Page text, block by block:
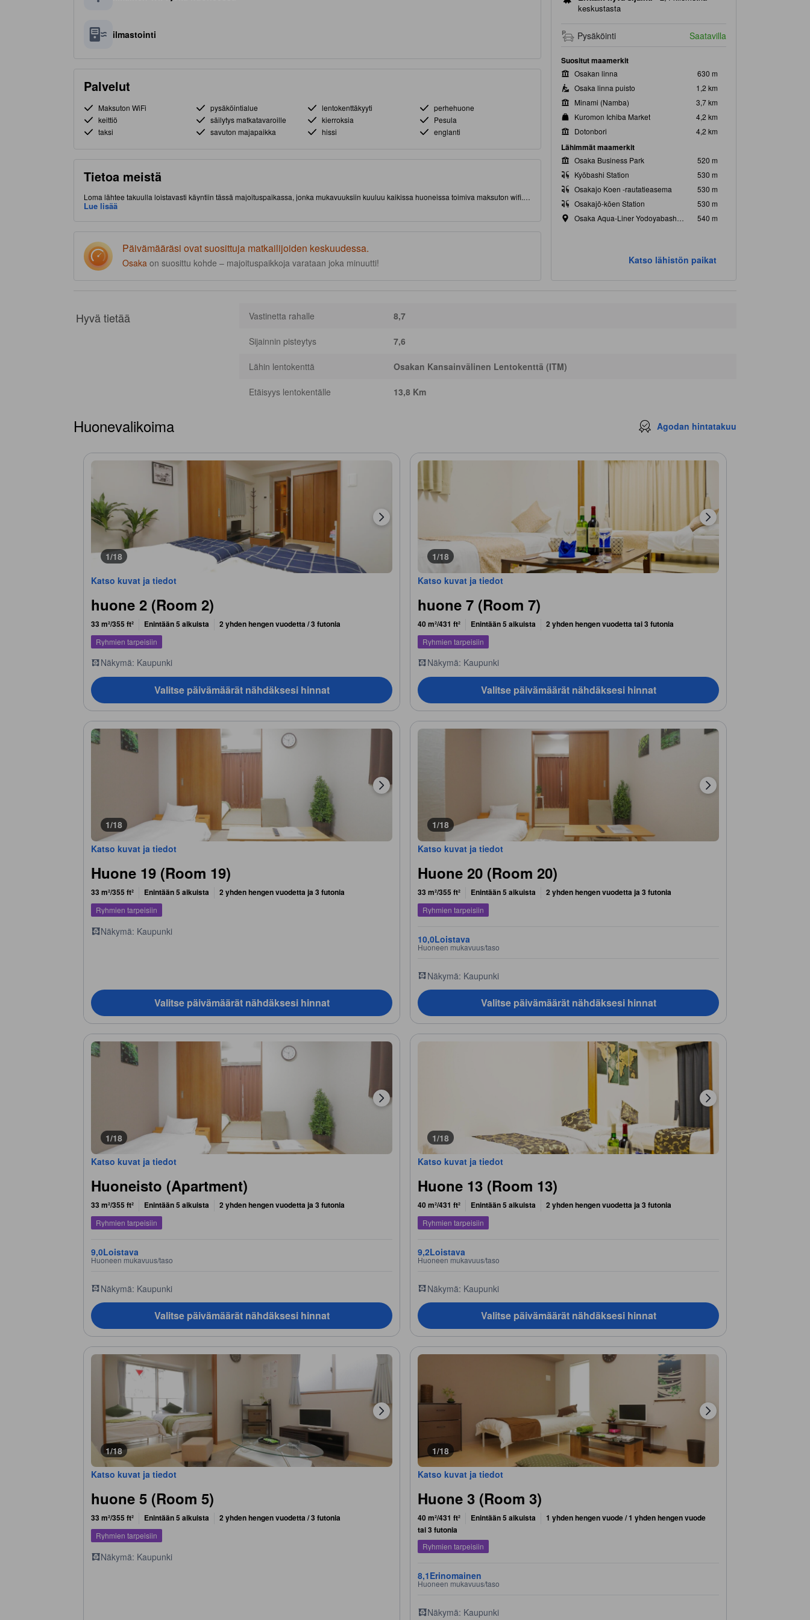
ilmastointi
Palvelut
Maksuton WiFi pysäköintialue lentokenttäkyyti
perhehuone
keittiö
säilytys matkatavaroille kierroksia
Pesula
taksi
savuton majapaikka hissi englanti
Tietoa meistä
Loma lähtee takuulla loistavasti käyntiin tässä majoituspaikassa, jonka mukavuuksiin kuuluu kaikissa huoneissa toimiva maksuton wifi.
Majoituspaikka sijaitsee hyvällä paikalla (Osaka Castle & Kyobashi, Osaka) lyhyen matkan päässä nähtävyyksistä ja kiinnostavista
Lue lisää
Päivämääräsi ovat suosittuja matkailijoiden keskuudessa.
Osaka on suosittu kohde – majoituspaikkoja varataan joka minuutti!
keskustasta
Pysäköinti Saatavilla
Suositut maamerkit
Osakan linna
630 m
Osaka linna puisto
1,2 km
Minami (Namba)
3,7 km
Kuromon Ichiba Market
4,2 km
Dotonbori
4,2 km
Lähimmät maamerkit
Osaka Business Park
520 m
Kyōbashi Station
530 m
Osakajo Koen -rautatieasema
530 m
Osakajō-kōen Station
530 m
Osaka Aqua-Liner Yodoyabashi pier
540 m
Katso lähistön paikat
Hyvä tietää Vastinetta rahalle 8,7
Sijainnin pisteytys 7,6
Lähin lentokenttä Osakan Kansainvälinen Lentokenttä (ITM)
Etäisyys lentokentälle 13,8 Km
Huonevalikoima Agodan hintatakuu
1/18
Katso kuvat ja tiedot
huone 2 (Room 2)
33 m²/355 ft² Enintään 5 aikuista 2 yhden hengen vuodetta / 3 futonia
Ryhmien tarpeisiin
Näkymä: Kaupunki
Valitse päivämäärät nähdäksesi hinnat
1/18
Katso kuvat ja tiedot
huone 7 (Room 7)
40 m²/431 ft² Enintään 5 aikuista 2 yhden hengen vuodetta tai 3 futonia
Ryhmien tarpeisiin
Näkymä: Kaupunki
Valitse päivämäärät nähdäksesi hinnat
1/18
Katso kuvat ja tiedot
Huone 19 (Room 19)
33 m²/355 ft² Enintään 5 aikuista 2 yhden hengen vuodetta ja 3 futonia
Ryhmien tarpeisiin
Näkymä: Kaupunki
Valitse päivämäärät nähdäksesi hinnat
1/18
Katso kuvat ja tiedot
Huone 20 (Room 20)
33 m²/355 ft² Enintään 5 aikuista 2 yhden hengen vuodetta ja 3 futonia
Ryhmien tarpeisiin
10,0Loistava
Huoneen mukavuus/taso
Näkymä: Kaupunki
Valitse päivämäärät nähdäksesi hinnat
1/18
Katso kuvat ja tiedot
Huoneisto (Apartment)
33 m²/355 ft² Enintään 5 aikuista 2 yhden hengen vuodetta ja 3 futonia
Ryhmien tarpeisiin
9,0Loistava
Huoneen mukavuus/taso
Näkymä: Kaupunki
Valitse päivämäärät nähdäksesi hinnat
1/18
Katso kuvat ja tiedot
Huone 13 (Room 13)
40 m²/431 ft² Enintään 5 aikuista 2 yhden hengen vuodetta ja 3 futonia
Ryhmien tarpeisiin
9,2Loistava
Huoneen mukavuus/taso
Näkymä: Kaupunki
Valitse päivämäärät nähdäksesi hinnat
1/18
Katso kuvat ja tiedot
huone 5 (Room 5)
33 m²/355 ft² Enintään 5 aikuista 2 yhden hengen vuodetta / 3 futonia
Ryhmien tarpeisiin
Näkymä: Kaupunki
1/18
Katso kuvat ja tiedot
Huone 3 (Room 3)
40 m²/431 ft² Enintään 5 aikuista
1 yhden hengen vuode / 1 yhden hengen vuode
tai 3 futonia
Ryhmien tarpeisiin
8,1Erinomainen
Huoneen mukavuus/taso
Näkymä: Kaupunki